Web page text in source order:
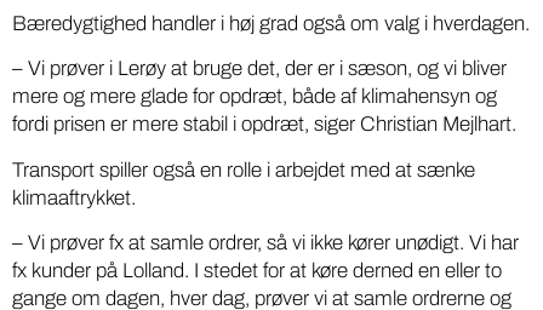
Bæredygtighed handler i høj grad også om valg i hverdagen.
– Vi prøver i Lerøy at bruge det, der er i sæson, og vi bliver
mere og mere glade for opdræt, både af klimahensyn og
fordi prisen er mere stabil i opdræt, siger Christian Mejlhart.
Transport spiller også en rolle i arbejdet med at sænke
klimaaftrykket.
– Vi prøver fx at samle ordrer, så vi ikke kører unødigt. Vi har
fx kunder på Lolland. I stedet for at køre derned en eller to
gange om dagen, hver dag, prøver vi at samle ordrerne og